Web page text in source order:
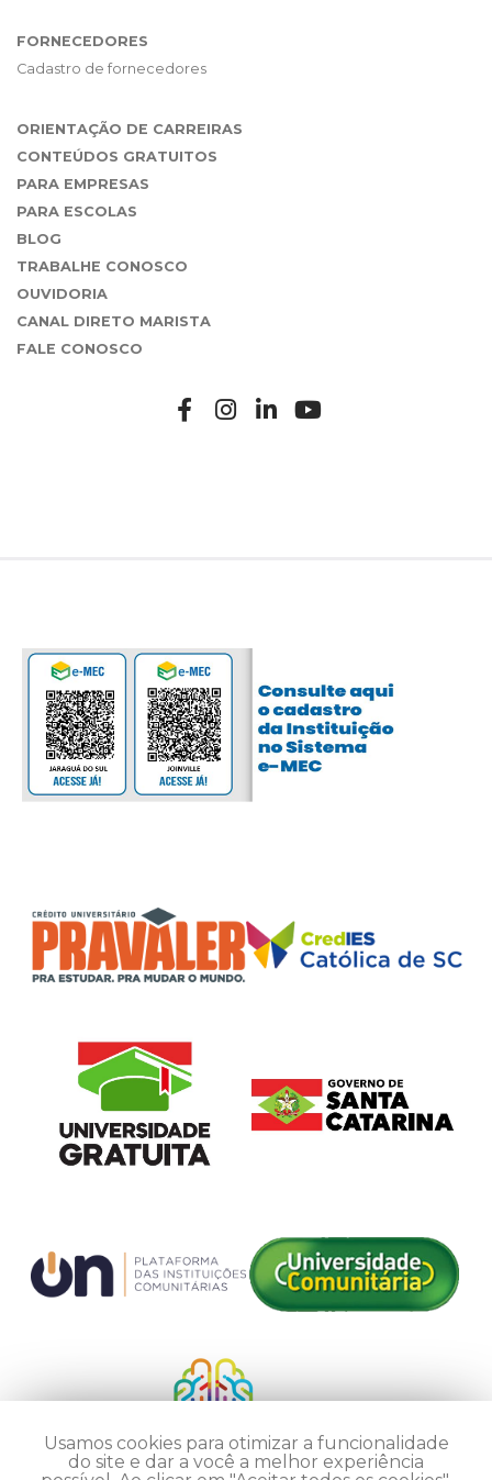
FORNECEDORES
Cadastro de fornecedores
ORIENTAÇÃO DE CARREIRAS
CONTEÚDOS GRATUITOS
PARA EMPRESAS
PARA ESCOLAS
BLOG
TRABALHE CONOSCO
OUVIDORIA
CANAL DIRETO MARISTA
FALE CONOSCO
Usamos cookies para otimizar a funcionalidade
do site e dar a você a melhor experiência